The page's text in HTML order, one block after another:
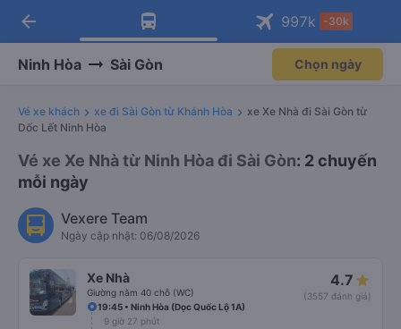
Tải app Vexere ngay!
Nhận ưu đãi thành viên độc
Mở app
Tải app Vexere
-30k/ghế khi đặt vé máy bay qua
Mở app
arrow_back 997k -30k
Ninh Hòa Sài Gòn Chọn ngày
Vé xe khách xe đi Sài Gòn từ Khánh Hòa
xe Xe Nhà đi Sài Gòn từ
Dốc Lết Ninh Hòa
Vé xe Xe Nhà từ Ninh Hòa đi Sài Gòn: 2 chuyến
mỗi ngày
Vexere Team
Ngày cập nhật: 06/08/2026
Xe Nhà
Giường nằm 40 chỗ (WC)
4.7
(3557 đánh giá)
19:45 • Ninh Hòa (Dọc Quốc Lộ 1A)
9 giờ 27 phút